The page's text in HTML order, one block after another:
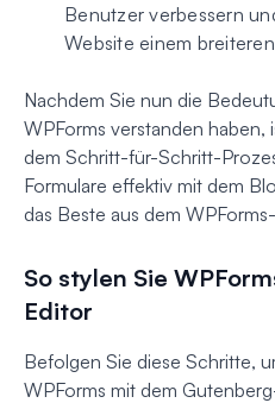
Benutzer verbessern
Website einem
Nachdem Sie nun die
WPForms verstanden haben,
dem Schritt-für-Schritt-
Formulare effektiv mit dem
das Beste aus dem
So stylen Sie
Editor
Befolgen Sie diese Schritte,
WPForms mit dem